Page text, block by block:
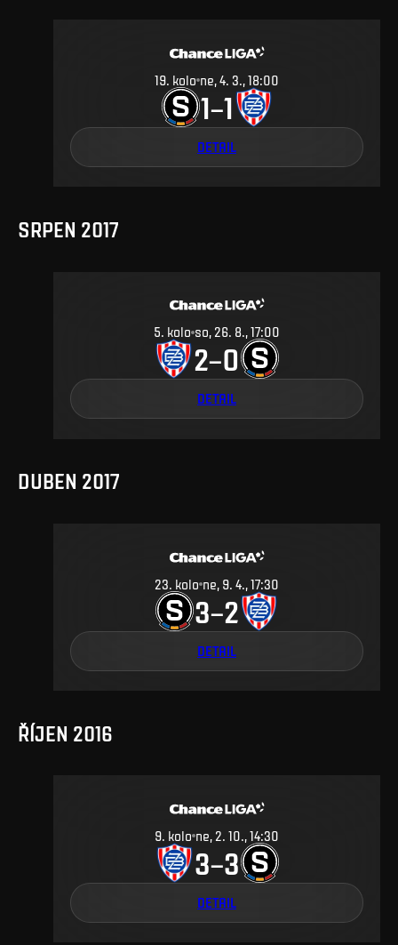
19. kolo ne, 4. 3., 18:00
1–1
DETAIL
SRPEN 2017
5. kolo so, 26. 8., 17:00
2–0
DETAIL
DUBEN 2017
23 kolo ne, 9. 4., 17:30
3–2
DETAIL
ŘÍJEN 2016
9. kolo ne, 2. 10., 14:30
3–3
DETAIL